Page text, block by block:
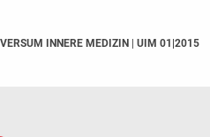
INNERE MEDIZIN | UIM 01|2015